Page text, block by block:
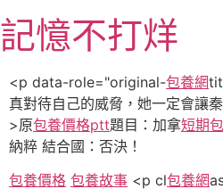
至
主
內
記憶不打烊
<p data-role="original-包養網
真對待自己的威脅，她一定會讓
>原包養價格ptt題目：加拿短期
納粹 結合國：否決！
包養價格 包養故事 <p cl包養網